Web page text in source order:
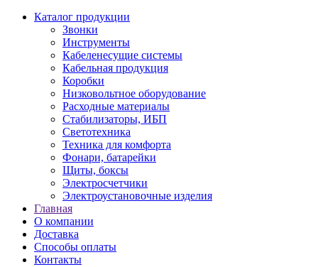
Каталог продукции
Звонки
Инструменты
Кабеленесущие системы
Кабельная продукция
Коробки
Низковольтное оборудование
Расходные материалы
Стабилизаторы, ИБП
Светотехника
Техника для комфорта
Фонари, батарейки
Щиты, боксы
Электросчетчики
Электроустановочные изделия
Главная
О компании
Доставка
Способы оплаты
Контакты